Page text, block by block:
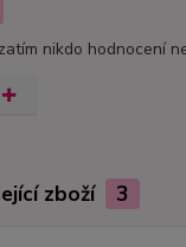
nikdo hodnocení
zboží 3